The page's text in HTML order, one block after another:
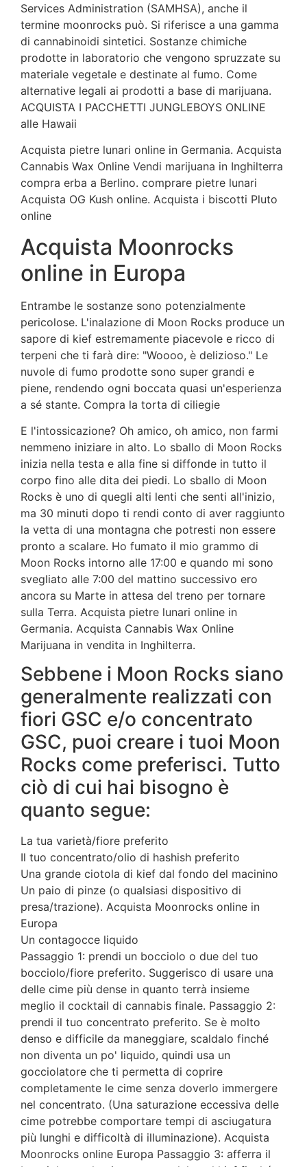
Services Administration (SAMHSA), anche il
termine moonrocks può. Si riferisce a una gamma
di cannabinoidi sintetici. Sostanze chimiche
prodotte in laboratorio che vengono spruzzate su
materiale vegetale e destinate al fumo. Come
alternative legali ai prodotti a base di marijuana.
ACQUISTA I PACCHETTI JUNGLEBOYS ONLINE
alle Hawaii
Acquista pietre lunari online in Germania. Acquista
Cannabis Wax Online Vendi marijuana in Inghilterra
compra erba a Berlino. comprare pietre lunari
Acquista OG Kush online. Acquista i biscotti Pluto
online
Acquista Moonrocks
online in Europa
Entrambe le sostanze sono potenzialmente
pericolose. L'inalazione di Moon Rocks produce un
sapore di kief estremamente piacevole e ricco di
terpeni che ti farà dire: "Woooo, è delizioso." Le
nuvole di fumo prodotte sono super grandi e
piene, rendendo ogni boccata quasi un'esperienza
a sé stante. Compra la torta di ciliegie
E l'intossicazione? Oh amico, oh amico, non farmi
nemmeno iniziare in alto. Lo sballo di Moon Rocks
inizia nella testa e alla fine si diffonde in tutto il
corpo fino alle dita dei piedi. Lo sballo di Moon
Rocks è uno di quegli alti lenti che senti all'inizio,
ma 30 minuti dopo ti rendi conto di aver raggiunto
la vetta di una montagna che potresti non essere
pronto a scalare. Ho fumato il mio grammo di
Moon Rocks intorno alle 17:00 e quando mi sono
svegliato alle 7:00 del mattino successivo ero
ancora su Marte in attesa del treno per tornare
sulla Terra. Acquista pietre lunari online in
Germania. Acquista Cannabis Wax Online
Marijuana in vendita in Inghilterra.
Sebbene i Moon Rocks siano
generalmente realizzati con
fiori GSC e/o concentrato
GSC, puoi creare i tuoi Moon
Rocks come preferisci. Tutto
ciò di cui hai bisogno è
quanto segue:
La tua varietà/fiore preferito
Il tuo concentrato/olio di hashish preferito
Una grande ciotola di kief dal fondo del macinino
Un paio di pinze (o qualsiasi dispositivo di
presa/trazione). Acquista Moonrocks online in
Europa
Un contagocce liquido
Passaggio 1: prendi un bocciolo o due del tuo
bocciolo/fiore preferito. Suggerisco di usare una
delle cime più dense in quanto terrà insieme
meglio il cocktail di cannabis finale. Passaggio 2:
prendi il tuo concentrato preferito. Se è molto
denso e difficile da maneggiare, scaldalo finché
non diventa un po' liquido, quindi usa un
gocciolatore che ti permetta di coprire
completamente le cime senza doverlo immergere
nel concentrato. (Una saturazione eccessiva delle
cime potrebbe comportare tempi di asciugatura
più lunghi e difficoltà di illuminazione). Acquista
Moonrocks online Europa Passaggio 3: afferra il